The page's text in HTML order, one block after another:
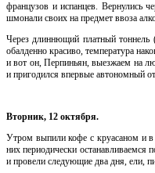
французов и испанцев. Вернулись
шмонали своих на предмет ввоза
Через длиннющий платный тоннель
обалденно красиво, температура
и вот он, Перпиньян, выезжаем на
и пригодился впервые автономный
Вторник, 12 октября.
Утром выпили кофе с круасаном и
них периодически
и провели следующие два дня, ели,